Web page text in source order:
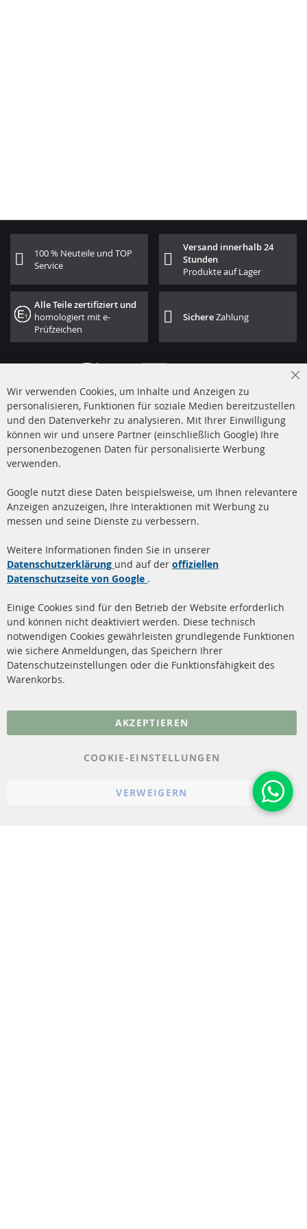
100 % Neuteile und TOP
Service
Versand innerhalb 24
Stunden
Produkte auf Lager
Alle Teile zertifiziert und
homologiert mit e-
Prüfzeichen
SichereZahlung
+49 (0) 4533 799 00 0
Mo-Do: 09-17 Uhr, Fr 09-16 Uhr
info@contra-automotive.de
facebook
instagram
Quick Links
Dieselpartikelfilter (DPF)
Dieselpartikelfilter
Katalysator (KAT)
Sensoren
FAQ
Kundenservice
Über uns
Versandkosten
Kontakt
Vertrag widerrufen
Wir verwenden Cookies, um Inhalte und Anzeigen zu
personalisieren, Funktionen für soziale Medien bereitzustellen
und den Datenverkehr zu analysieren. Mit Ihrer Einwilligung
können wir und unsere Partner (einschließlich Google) Ihre
personenbezogenen Daten für personalisierte Werbung
verwenden.
Google nutzt diese Daten beispielsweise, um Ihnen relevantere
Anzeigen anzuzeigen, Ihre Interaktionen mit Werbung zu
messen und seine Dienste zu verbessern.
Weitere Informationen finden Sie in unserer
Datenschutzerklärung und auf der offiziellen
Datenschutzseite von Google .
Einige Cookies sind für den Betrieb der Website erforderlich
und können nicht deaktiviert werden. Diese technisch
notwendigen Cookies gewährleisten grundlegende Funktionen
wie sichere Anmeldungen, das Speichern Ihrer
Datenschutzeinstellungen oder die Funktionsfähigkeit des
Warenkorbs.
AKZEPTIEREN
COOKIE-EINSTELLUNGEN
VERWEIGERN